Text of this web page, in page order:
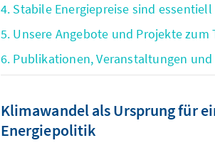
4. Stabile Energiepreise sind essentiell
5. Unsere Angebote und Projekte zum
6. Publikationen, Veranstaltungen
Klimawandel als Ursprung für
Energiepolitik